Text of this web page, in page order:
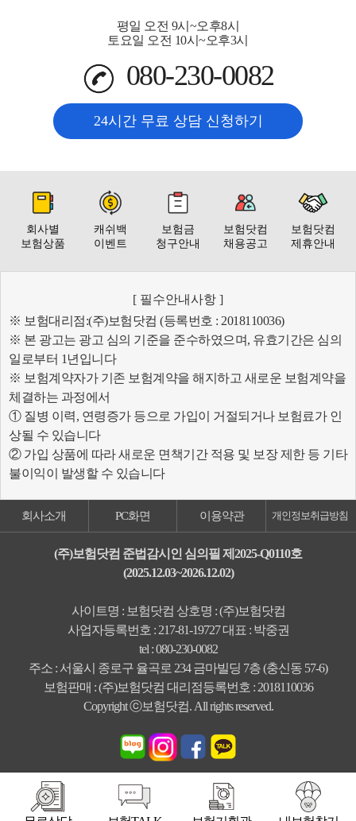
평일 오전 9시~오후8시
토요일 오전 10시~오후3시
080-230-0082
24시간 무료 상담 신청하기
회사별
보험상품
캐쉬백
이벤트
보험금
청구안내
보험닷컴
채용공고
보험닷컴
제휴안내
[ 필수안내사항 ]
※ 보험대리점:(주)보험닷컴 (등록번호 : 2018110036)
※ 본 광고는 광고 심의 기준을 준수하였으며, 유효기간은 심의
일로부터 1년입니다
※ 보험계약자가 기존 보험계약을 해지하고 새로운 보험계약을
체결하는 과정에서
① 질병 이력, 연령증가 등으로 가입이 거절되거나 보험료가 인
상될 수 있습니다
② 가입 상품에 따라 새로운 면책기간 적용 및 보장 제한 등 기타
불이익이 발생할 수 있습니다
회사소개 PC화면 이용약관 개인정보취급방침
(주)보험닷컴 준법감시인 심의필 제2025-Q0110호
(2025.12.03~2026.12.02)
사이트명 : 보험닷컴 상호명 : (주)보험닷컴
사업자등록번호 : 217-81-19727 대표 : 박중권
tel : 080-230-0082
주소 : 서울시 종로구 율곡로 234 금마빌딩 7층 (충신동 57-6)
보험판매 : (주)보험닷컴 대리점등록번호 : 2018110036
Copyright ⓒ보험닷컴. All rights reserved.